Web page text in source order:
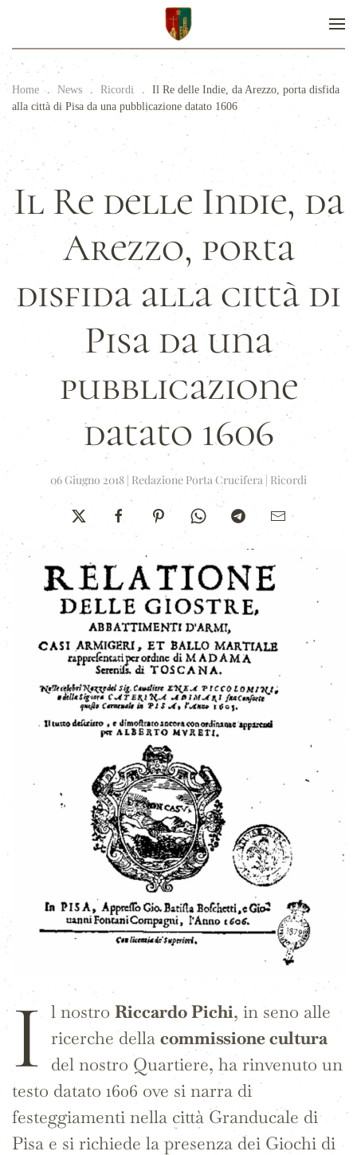
Home News Ricordi
Il Re delle Indie, da Arezzo, porta disfida
alla città di Pisa da una pubblicazione datato 1606
Il Re delle Indie, da
Arezzo, porta
disfida alla città di
Pisa da una
pubblicazione
datato 1606
06 Giugno 2018 | Redazione Porta Crucifera | Ricordi
I l nostro Riccardo Pichi, in seno alle
ricerche della commissione cultura
del nostro Quartiere, ha rinvenuto un
testo datato 1606 ove si narra di
festeggiamenti nella città Granducale di
Pisa e si richiede la presenza dei Giochi di